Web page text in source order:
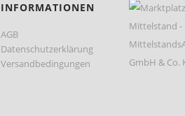
INFORMATIONEN
AGB
Datenschutzerklärung
Versandbedingungen